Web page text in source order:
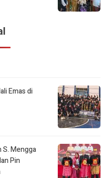
Emas di
S. Mengga
Pin